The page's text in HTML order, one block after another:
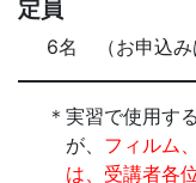
定員
6名 （お申込み
実習で使用す
が、 フィルム
は、受講者各